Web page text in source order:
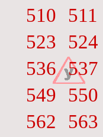
510
511
523
524
536 537
549
550
562
563